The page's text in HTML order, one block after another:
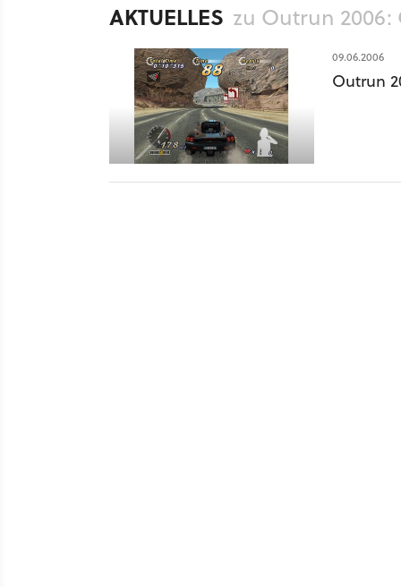
AKTUELLES zu Outrun 2006:
09.06.2006
Outrun